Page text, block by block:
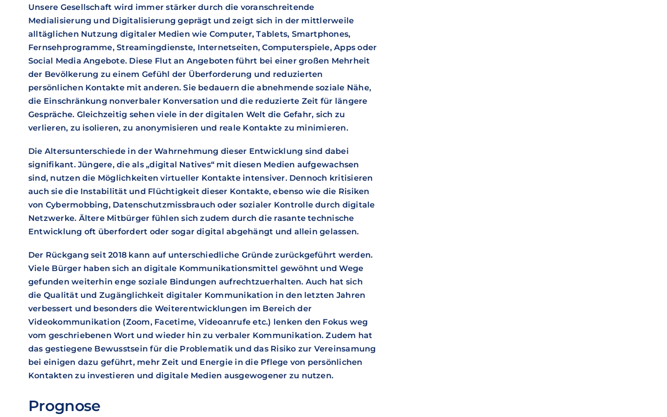
Unsere Gesellschaft wird immer stärker durch die voranschreitende
Medialisierung und Digitalisierung geprägt und zeigt sich in der mittlerweile
alltäglichen Nutzung digitaler Medien wie Computer, Tablets, Smartphones,
Fernsehprogramme, Streamingdienste, Internetseiten, Computerspiele, Apps oder
Social Media Angebote. Diese Flut an Angeboten führt bei einer großen Mehrheit
der Bevölkerung zu einem Gefühl der Überforderung und reduzierten
persönlichen Kontakte mit anderen. Sie bedauern die abnehmende soziale Nähe,
die Einschränkung nonverbaler Konversation und die reduzierte Zeit für längere
Gespräche. Gleichzeitig sehen viele in der digitalen Welt die Gefahr, sich zu
verlieren, zu isolieren, zu anonymisieren und reale Kontakte zu minimieren.
Die Altersunterschiede in der Wahrnehmung dieser Entwicklung sind dabei
signifikant. Jüngere, die als „digital Natives“ mit diesen Medien aufgewachsen
sind, nutzen die Möglichkeiten virtueller Kontakte intensiver. Dennoch kritisieren
auch sie die Instabilität und Flüchtigkeit dieser Kontakte, ebenso wie die Risiken
von Cybermobbing, Datenschutzmissbrauch oder sozialer Kontrolle durch digitale
Netzwerke. Ältere Mitbürger fühlen sich zudem durch die rasante technische
Entwicklung oft überfordert oder sogar digital abgehängt und allein gelassen.
Der Rückgang seit 2018 kann auf unterschiedliche Gründe zurückgeführt werden.
Viele Bürger haben sich an digitale Kommunikationsmittel gewöhnt und Wege
gefunden weiterhin enge soziale Bindungen aufrechtzuerhalten. Auch hat sich
die Qualität und Zugänglichkeit digitaler Kommunikation in den letzten Jahren
verbessert und besonders die Weiterentwicklungen im Bereich der
Videokommunikation (Zoom, Facetime, Videoanrufe etc.) lenken den Fokus weg
vom geschriebenen Wort und wieder hin zu verbaler Kommunikation. Zudem hat
das gestiegene Bewusstsein für die Problematik und das Risiko zur Vereinsamung
bei einigen dazu geführt, mehr Zeit und Energie in die Pflege von persönlichen
Kontakten zu investieren und digitale Medien ausgewogener zu nutzen.
Prognose